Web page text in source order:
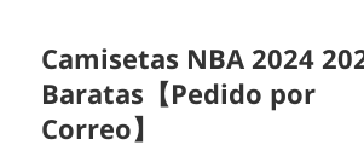
Camisetas NBA 2024
Baratas【Pedido por
Correo】